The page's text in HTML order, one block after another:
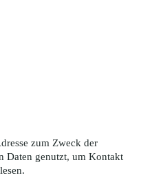
zum Zweck der
Daten genutzt, um Kontakt